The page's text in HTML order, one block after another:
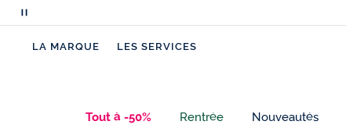
Mettre
pause
LA MARQUE LES SERVICES
Tout à -50% Rentrée Nouveautés